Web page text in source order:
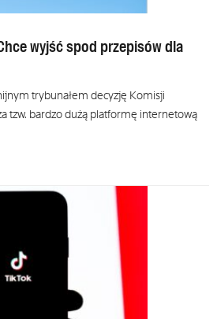
wyjść spod przepisów dla
trybunałem decyzję Komisji
tzw. bardzo dużą platformę internetową